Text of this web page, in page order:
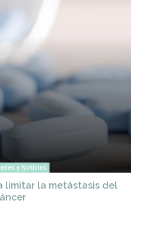
y Noticias
limitar la metástasis del